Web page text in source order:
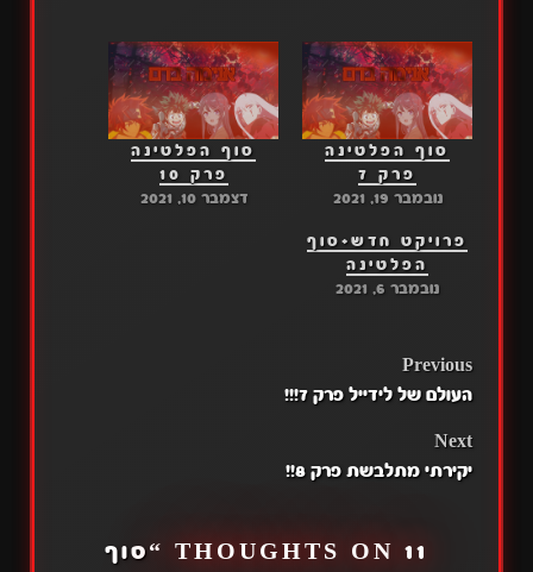
סוף הפלטינה
פרק 7
נובמבר 19, 2021
סוף הפלטינה
פרק 10
דצמבר 10, 2021
פרויקט חדש+סוף
הפלטינה
נובמבר 6, 2021
POST
Previous
העולם של לידייל פרק 7!!!
Next
יקירתי מתלבשת פרק 8!!
11 THOUGHTS ON “
סוף